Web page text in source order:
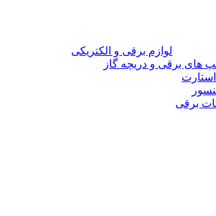
لوازم برقی و الکتریکی
های برقی و دریچه گاز
استارت
برقی